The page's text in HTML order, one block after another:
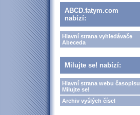
ABCD.fatym.com
nabízí:
Hlavní strana vyhledávače
Abeceda
Milujte se! nabízí:
Hlavní strana webu časopisu
Milujte se!
Archiv vyšlých čísel